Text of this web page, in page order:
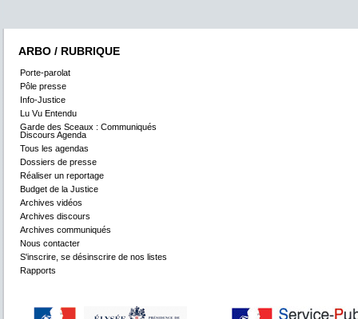
ARBO / RUBRIQUE
Porte-parolat
Pôle presse
Info-Justice
Lu Vu Entendu
Garde des Sceaux : Communiqués
Discours Agenda
Tous les agendas
Dossiers de presse
Réaliser un reportage
Budget de la Justice
Archives vidéos
Archives discours
Archives communiqués
Nous contacter
S'inscrire, se désinscrire de nos listes
Rapports